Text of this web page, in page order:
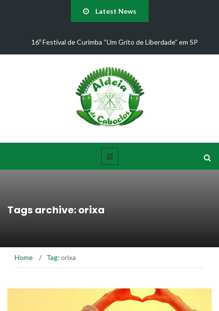
Latest News
Juliana D'Passos confirma presença no 16º Festival de Curimba
Aldeia de Caboclos!
Tags archive: orixa
Home / Tag: orixa